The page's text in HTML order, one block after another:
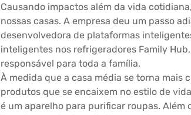
Causando impactos além da vida
nossas casas. A empresa deu um passo
desenvolvedora de plataformas
inteligentes nos refrigeradores Family
responsável para toda a família.
À medida que a casa média se torna mais
produtos que se encaixem no estilo de
é um aparelho para purificar roupas. Além